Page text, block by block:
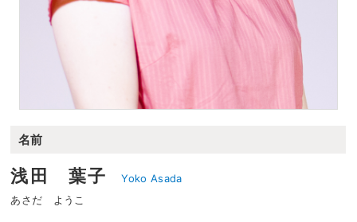
名前
浅田 葉子
Yoko Asada
あさだ ようこ